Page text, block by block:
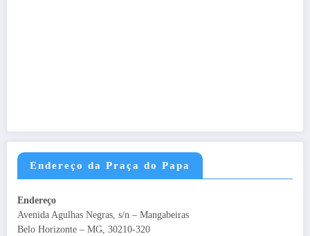
Endereço da Praça do Papa
Endereço
Avenida Agulhas Negras, s/n – Mangabeiras
Belo Horizonte – MG, 30210-320